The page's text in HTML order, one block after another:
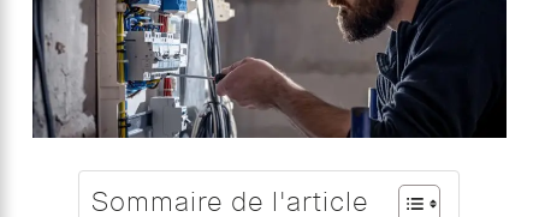
Sommaire de l'article